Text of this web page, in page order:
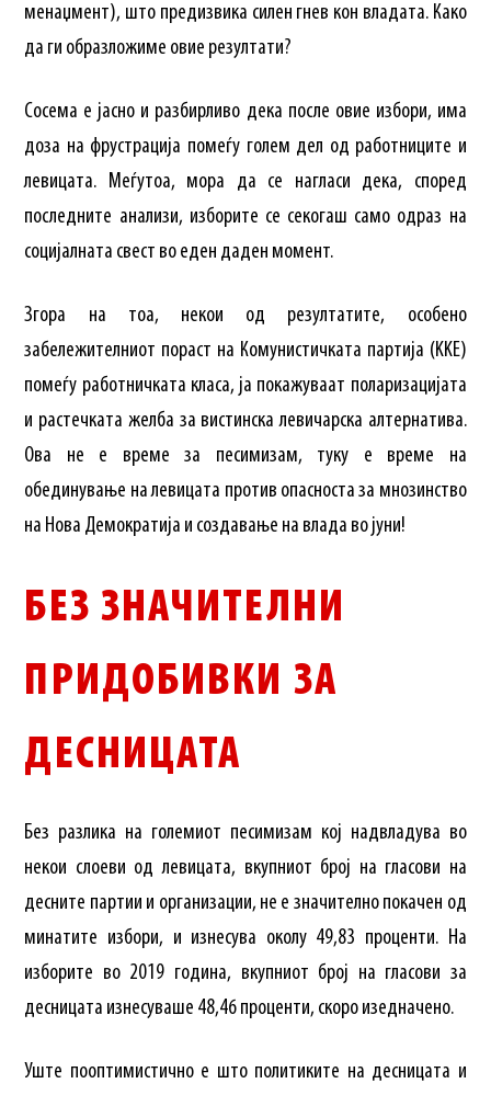
менаџмент), што предизвика силен гнев кон владата. Како
да ги образложиме овие резултати?
Сосема е јасно и разбирливо дека после овие избори, има
доза на фрустрација помеѓу голем дел од работниците и
левицата. Меѓутоа, мора да се нагласи дека, според
последните анализи, изборите се секогаш само одраз на
социјалната свест во еден даден момент.
Згора на тоа, некои од резултатите, особено
забележителниот пораст на Комунистичката партија (KKE)
помеѓу работничката класа, ја покажуваат поларизацијата
и растечката желба за вистинска левичарска алтернатива.
Ова не е време за песимизам, туку е време на
обединување на левицата против опасноста за мнозинство
на Нова Демократија и создавање на влада во јуни!
БЕЗ ЗНАЧИТЕЛНИ
ПРИДОБИВКИ ЗА
ДЕСНИЦАТА
Без разлика на големиот песимизам кој надвладува во
некои слоеви од левицата, вкупниот број на гласови на
десните партии и организации, не е значително покачен од
минатите избори, и изнесува околу 49,83 проценти. На
изборите во 2019 година, вкупниот број на гласови за
десницата изнесуваше 48,46 проценти, скоро изедначено.
Уште пооптимистично е што политиките на десницата и